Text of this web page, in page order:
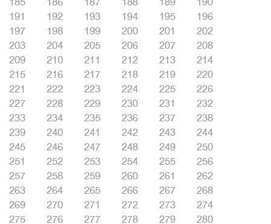
191
192 193 194 195
196
197
198 199 200 201
202
203
204 205 206 207
208
209
210 211 212 213
214
215
216 217 218 219
220
221
222 223 224 225
226
227
228 229 230 231
232
233
234 235 236 237
238
239
240 241 242 243
244
245
246 247 248 249
250
251
252 253 254 255
256
257
258 259 260 261
262
263
264 265 266 267
268
269
270 271 272 273
274
275
276 277 278 279
280